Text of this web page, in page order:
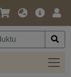
Język
Waluta
Oferta